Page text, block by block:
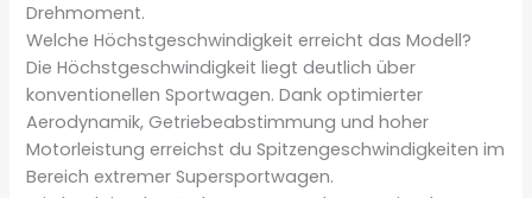
Drehmoment.
Welche Höchstgeschwindigkeit erreicht das Modell?
Die Höchstgeschwindigkeit liegt deutlich über
konventionellen Sportwagen. Dank optimierter
Aerodynamik, Getriebeabstimmung und hoher
Motorleistung erreichst du Spitzengeschwindigkeiten im
Bereich extremer Supersportwagen.